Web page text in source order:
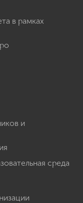
в рамках
и
среда